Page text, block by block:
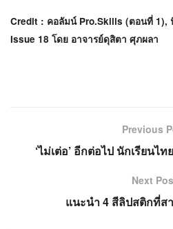
Credit : คอลัมน์ Pro.Skills (ตอนที่ 1),
Issue 18 โดย อาจารย์ดุสิตา ศุภผลา
Previous
‘ไม่เต่อ’ อีกต่อไป นักเรียนไ
Next
แนะนำ 4 สีลิปสติกที่ส